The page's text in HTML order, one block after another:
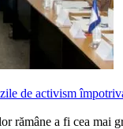
de activism
rămâne a fi cea mai